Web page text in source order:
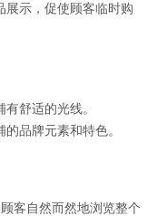
展示，促使顾客临时购
舒适的光线。
品牌元素和特色。
客自然而然地浏览整个